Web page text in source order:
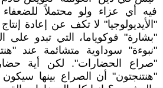
فيه أي عزاء ولو محتملاً
"الأيديولوجيا" لا تكف عن إعادة
"بشارة" فوكوياما، التي تبدو على
"نبوءة" سوداوية متشائمة عند
"صراع الحضارات". لكن أية
"هنتنجتون" أن الصراع بينها